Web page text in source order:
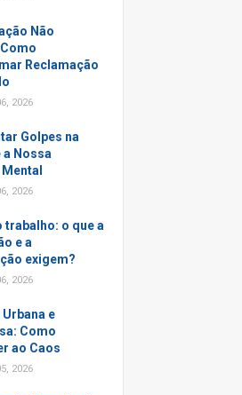
Não
Reclamação
2026
Golpes na
a Nossa
2026
trabalho: o que a
e a
exigem?
2026
e
Como
ao Caos
2026